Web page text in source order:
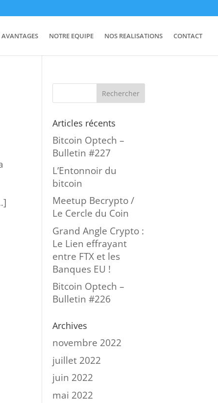
AVANTAGES NOTRE EQUIPE NOS REALISATIONS CONTACT
Articles récents
Bitcoin Optech –
Bulletin #227
L’Entonnoir du
bitcoin
Meetup Becrypto /
Le Cercle du Coin
Grand Angle Crypto :
Le Lien effrayant
entre FTX et les
Banques EU !
Bitcoin Optech –
Bulletin #226
Archives
novembre 2022
juillet 2022
juin 2022
mai 2022